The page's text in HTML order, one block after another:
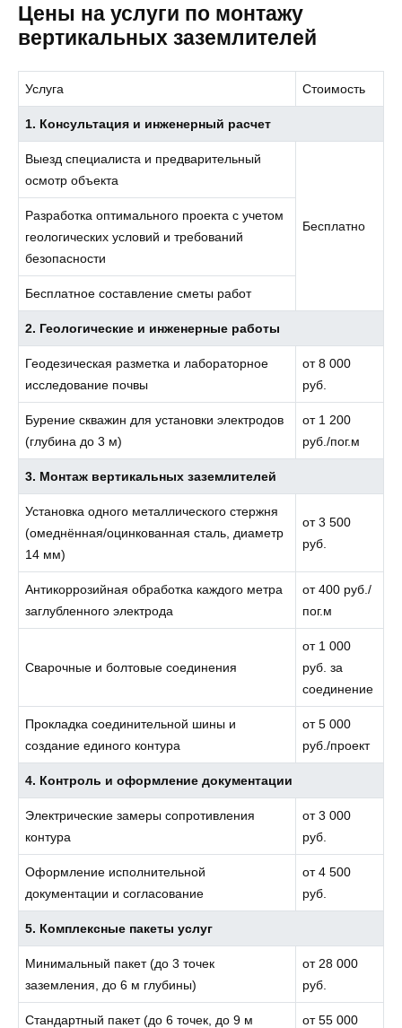
Цены на услуги по монтажу
вертикальных заземлителей
Услуга Стоимость
1. Консультация и инженерный расчет
Выезд специалиста и предварительный
осмотр объекта
Бесплатно
Разработка оптимального проекта с учетом
геологических условий и требований
безопасности
Бесплатное составление сметы работ
2. Геологические и инженерные работы
Геодезическая разметка и лабораторное
исследование почвы
от 8 000
руб.
Бурение скважин для установки электродов
(глубина до 3 м)
от 1 200
руб./пог.м
3. Монтаж вертикальных заземлителей
Установка одного металлического стержня
(омеднённая/оцинкованная сталь, диаметр
14 мм)
от 3 500
руб.
Антикоррозийная обработка каждого метра
заглубленного электрода
от 400 руб./
пог.м
Сварочные и болтовые соединения
от 1 000
руб. за
соединение
Прокладка соединительной шины и
создание единого контура
от 5 000
руб./проект
4. Контроль и оформление документации
Электрические замеры сопротивления
контура
от 3 000
руб.
Оформление исполнительной
документации и согласование
от 4 500
руб.
5. Комплексные пакеты услуг
Минимальный пакет (до 3 точек
заземления, до 6 м глубины)
от 28 000
руб.
Стандартный пакет (до 6 точек, до 9 м
от 55 000